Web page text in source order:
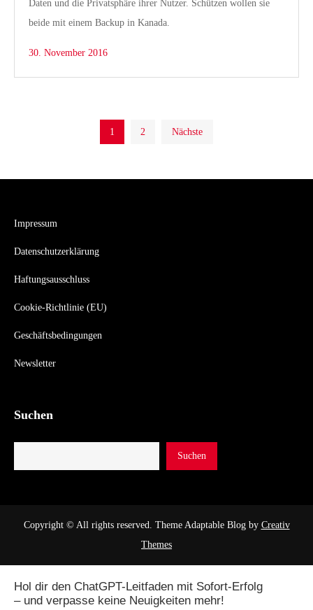
Daten und die Privatsphäre ihrer Nutzer. Schützen wollen sie
beide mit einem Backup in Kanada.
30. November 2016
Seitennummerierung
der
Beiträge
1 2 Nächste
Impressum
Datenschutzerklärung
Haftungsausschluss
Cookie-Richtlinie (EU)
Geschäftsbedingungen
Newsletter
Suchen
Suchen
Copyright © All rights reserved. Theme Adaptable Blog by Creativ
Themes
Hol dir den ChatGPT-Leitfaden mit Sofort-Erfolg
– und verpasse keine Neuigkeiten mehr!